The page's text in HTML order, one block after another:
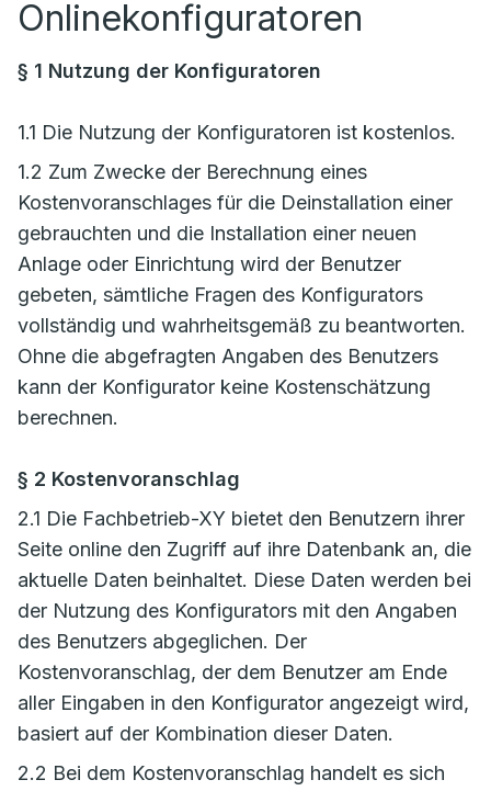
Onlinekonfiguratoren
§ 1 Nutzung der Konfiguratoren
1.1 Die Nutzung der Konfiguratoren ist kostenlos.
1.2 Zum Zwecke der Berechnung eines
Kostenvoranschlages für die Deinstallation einer
gebrauchten und die Installation einer neuen
Anlage oder Einrichtung wird der Benutzer
gebeten, sämtliche Fragen des Konfigurators
vollständig und wahrheitsgemäß zu beantworten.
Ohne die abgefragten Angaben des Benutzers
kann der Konfigurator keine Kostenschätzung
berechnen.
§ 2 Kostenvoranschlag
2.1 Die Fachbetrieb-XY bietet den Benutzern ihrer
Seite online den Zugriff auf ihre Datenbank an, die
aktuelle Daten beinhaltet. Diese Daten werden bei
der Nutzung des Konfigurators mit den Angaben
des Benutzers abgeglichen. Der
Kostenvoranschlag, der dem Benutzer am Ende
aller Eingaben in den Konfigurator angezeigt wird,
basiert auf der Kombination dieser Daten.
2.2 Bei dem Kostenvoranschlag handelt es sich